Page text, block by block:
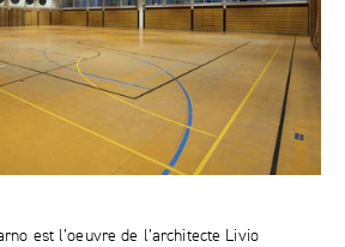
est l’oeuvre de l’architecte Livio